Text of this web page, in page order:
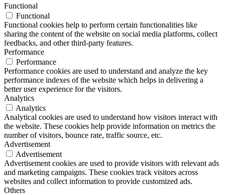
Functional
Functional
Functional cookies help to perform certain functionalities like
sharing the content of the website on social media platforms, collect
feedbacks, and other third-party features.
Performance
Performance
Performance cookies are used to understand and analyze the key
performance indexes of the website which helps in delivering a
better user experience for the visitors.
Analytics
Analytics
Analytical cookies are used to understand how visitors interact with
the website. These cookies help provide information on metrics the
number of visitors, bounce rate, traffic source, etc.
Advertisement
Advertisement
Advertisement cookies are used to provide visitors with relevant ads
and marketing campaigns. These cookies track visitors across
websites and collect information to provide customized ads.
Others